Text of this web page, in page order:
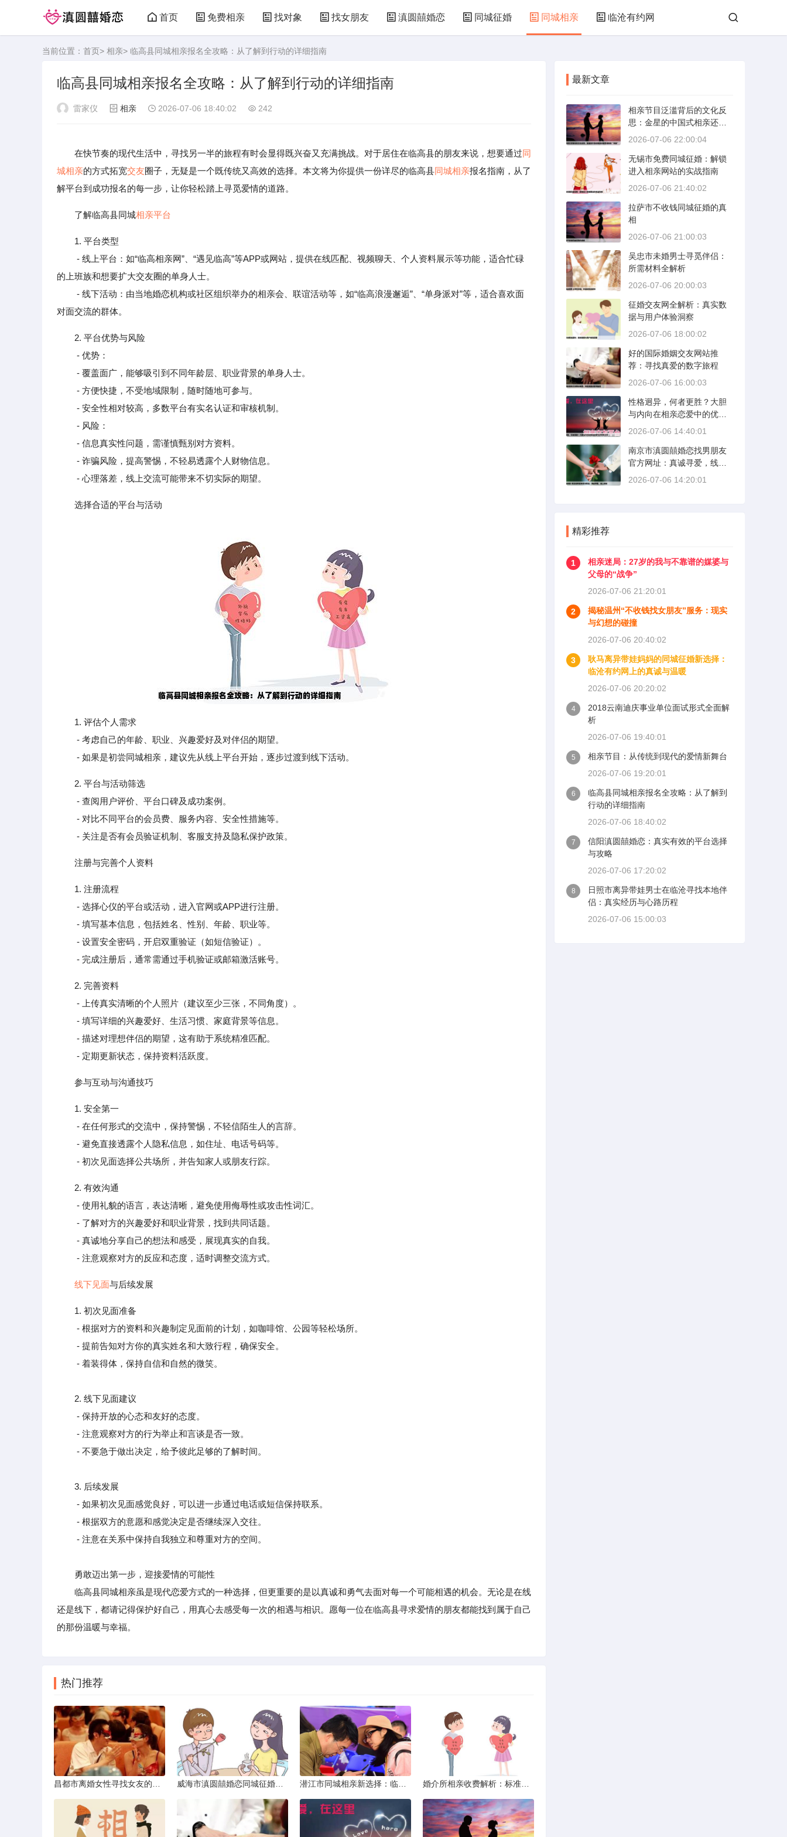
首页 免费相亲 找对象 找女朋友 滇圆囍婚恋 同城征婚 同城相亲 临沧有约网
当前位置： 首页> 相亲> 临高县同城相亲报名全攻略：从了解到行动的详细指南
临高县同城相亲报名全攻略：从了解到行动的详细指南
雷家仪 相亲 2026-07-06 18:40:02 242
在快节奏的现代生活中，寻找另一半的旅程有时会显得既兴奋又充满挑战。对于居住在临高县的朋友来说，想要通过同
城相亲的方式拓宽交友圈子，无疑是一个既传统又高效的选择。本文将为你提供一份详尽的临高县同城相亲报名指南，从了
解平台到成功报名的每一步，让你轻松踏上寻觅爱情的道路。
了解临高县同城相亲平台
1. 平台类型
- 线上平台：如“临高相亲网”、“遇见临高”等APP或网站，提供在线匹配、视频聊天、个人资料展示等功能，适合忙碌
的上班族和想要扩大交友圈的单身人士。
- 线下活动：由当地婚恋机构或社区组织举办的相亲会、联谊活动等，如“临高浪漫邂逅”、“单身派对”等，适合喜欢面
对面交流的群体。
2. 平台优势与风险
- 优势：
- 覆盖面广，能够吸引到不同年龄层、职业背景的单身人士。
- 方便快捷，不受地域限制，随时随地可参与。
- 安全性相对较高，多数平台有实名认证和审核机制。
- 风险：
- 信息真实性问题，需谨慎甄别对方资料。
- 诈骗风险，提高警惕，不轻易透露个人财物信息。
- 心理落差，线上交流可能带来不切实际的期望。
选择合适的平台与活动
1. 评估个人需求
- 考虑自己的年龄、职业、兴趣爱好及对伴侣的期望。
- 如果是初尝同城相亲，建议先从线上平台开始，逐步过渡到线下活动。
2. 平台与活动筛选
- 查阅用户评价、平台口碑及成功案例。
- 对比不同平台的会员费、服务内容、安全性措施等。
- 关注是否有会员验证机制、客服支持及隐私保护政策。
注册与完善个人资料
1. 注册流程
- 选择心仪的平台或活动，进入官网或APP进行注册。
- 填写基本信息，包括姓名、性别、年龄、职业等。
- 设置安全密码，开启双重验证（如短信验证）。
- 完成注册后，通常需通过手机验证或邮箱激活账号。
2. 完善资料
- 上传真实清晰的个人照片（建议至少三张，不同角度）。
- 填写详细的兴趣爱好、生活习惯、家庭背景等信息。
- 描述对理想伴侣的期望，这有助于系统精准匹配。
- 定期更新状态，保持资料活跃度。
参与互动与沟通技巧
1. 安全第一
- 在任何形式的交流中，保持警惕，不轻信陌生人的言辞。
- 避免直接透露个人隐私信息，如住址、电话号码等。
- 初次见面选择公共场所，并告知家人或朋友行踪。
2. 有效沟通
- 使用礼貌的语言，表达清晰，避免使用侮辱性或攻击性词汇。
- 了解对方的兴趣爱好和职业背景，找到共同话题。
- 真诚地分享自己的想法和感受，展现真实的自我。
- 注意观察对方的反应和态度，适时调整交流方式。
线下见面与后续发展
1. 初次见面准备
- 根据对方的资料和兴趣制定见面前的计划，如咖啡馆、公园等轻松场所。
- 提前告知对方你的真实姓名和大致行程，确保安全。
- 着装得体，保持自信和自然的微笑。
2. 线下见面建议
- 保持开放的心态和友好的态度。
- 注意观察对方的行为举止和言谈是否一致。
- 不要急于做出决定，给予彼此足够的了解时间。
3. 后续发展
- 如果初次见面感觉良好，可以进一步通过电话或短信保持联系。
- 根据双方的意愿和感觉决定是否继续深入交往。
- 注意在关系中保持自我独立和尊重对方的空间。
勇敢迈出第一步，迎接爱情的可能性
临高县同城相亲虽是现代恋爱方式的一种选择，但更重要的是以真诚和勇气去面对每一个可能相遇的机会。无论是在线
还是线下，都请记得保护好自己，用真心去感受每一次的相遇与相识。愿每一位在临高县寻求爱情的朋友都能找到属于自己
的那份温暖与幸福。
热门推荐
最新文章
相亲节目泛滥背后的文化反
思：金星的中国式相亲还能
否保持其“完美”
2026-07-06 22:00:04
无锡市免费同城征婚：解锁
进入相亲网站的实战指南
2026-07-06 21:40:02
拉萨市不收钱同城征婚的真
相
2026-07-06 21:00:03
吴忠市未婚男士寻觅伴侣：
所需材料全解析
2026-07-06 20:00:03
征婚交友网全解析：真实数
据与用户体验洞察
2026-07-06 18:00:02
好的国际婚姻交友网站推
荐：寻找真爱的数字旅程
2026-07-06 16:00:03
性格迥异，何者更胜？大胆
与内向在相亲恋爱中的优势
分析
2026-07-06 14:40:01
南京市滇圆囍婚恋找男朋友
官方网址：真诚寻爱，线上
启航
2026-07-06 14:20:01
精彩推荐
1
相亲迷局：27岁的我与不靠谱的媒婆与
父母的“战争”
2026-07-06 21:20:01
2
揭秘温州“不收钱找女朋友”服务：现实
与幻想的碰撞
2026-07-06 20:40:02
3
耿马离异带娃妈妈的同城征婚新选择：
临沧有约网上的真诚与温暖
2026-07-06 20:20:02
4
2018云南迪庆事业单位面试形式全面解
析
2026-07-06 19:40:01
5
相亲节目：从传统到现代的爱情新舞台
2026-07-06 19:20:01
6
临高县同城相亲报名全攻略：从了解到
行动的详细指南
2026-07-06 18:40:02
7
信阳滇圆囍婚恋：真实有效的平台选择
与攻略
2026-07-06 17:20:02
8
日照市离异带娃男士在临沧寻找本地伴
侣：真实经历与心路历程
2026-07-06 15:00:03